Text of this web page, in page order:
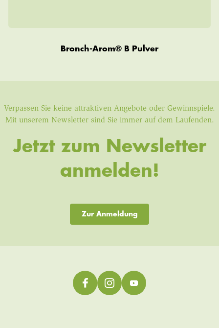
Bronch-Arom® B Pulver
Verpassen Sie keine attraktiven Angebote oder Gewinnspiele.
Mit unserem Newsletter sind Sie immer auf dem Laufenden.
Jetzt zum Newsletter
anmelden!
Zur Anmeldung